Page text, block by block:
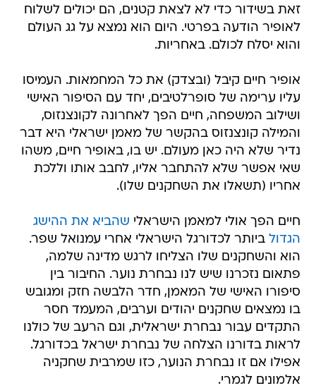
זאת בשידור כדי לא לצאת קטנים, הם יכולים לשלוח
לאופיר הודעה בפרטי. היום הוא נמצא על גג העולם
והוא יסלח לכולם. באחריות.
אופיר חיים קיבל (ובצדק) את כל המחמאות. העמיסו
עליו ערימה של סופרלטיבים, יחד עם הסיפור האישי
ושילוב המשפחה, חיים הפך לאחרונה לקונצנזוס,
והמילה קונצנזוס בהקשר של מאמן ישראלי היא דבר
נדיר שלא היה כאן מעולם. יש בו, באופיר חיים, משהו
שאי אפשר שלא להתחבר אליו, לחבב אותו וללכת
אחריו (תשאלו את השחקנים שלו).
חיים הפך אולי למאמן הישראלי שהביא את ההישג
הגדול ביותר לכדורגל הישראלי אחרי עמנואל שפר.
הוא והשחקנים שלו הצליחו לרגש מדינה שלמה,
פתאום נזכרנו שיש לנו נבחרת נוער. החיבור בין
סיפורו האישי של המאמן, חדר הלבשה חזק ומגובש
בו נמצאים שחקנים יהודים וערבים, המעמד חסר
התקדים עבור נבחרת ישראלית, וגם הרעב של כולנו
לראות בדורנו הצלחה של נבחרת ישראל בכדורגל.
אפילו אם זו נבחרת הנוער, כזו שמרבית שחקניה
אלמונים לגמרי.